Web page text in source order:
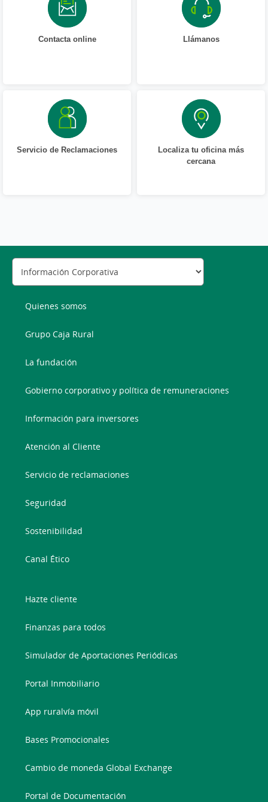
Contacta online Llámanos
Servicio de Reclamaciones
Localiza tu oficina más
cercana
Quienes somos
Grupo Caja Rural
La fundación
Gobierno corporativo y política de remuneraciones
Información para inversores
Atención al Cliente
Servicio de reclamaciones
Seguridad
Sostenibilidad
Canal Ético
Hazte cliente
Finanzas para todos
Simulador de Aportaciones Periódicas
Portal Inmobiliario
App ruralvía móvil
Bases Promocionales
Cambio de moneda Global Exchange
Portal de Documentación